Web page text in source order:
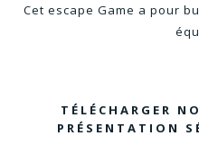
Cet escape Game a pour
TÉLÉCHARGER
PRÉSENTATION